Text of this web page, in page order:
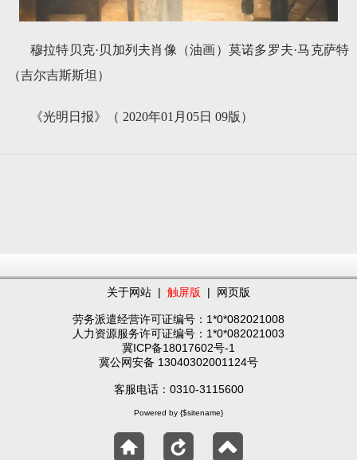
穆拉特贝克·贝加列夫肖像（油画）莫诺多罗夫·马克萨特
（吉尔吉斯斯坦）
《光明日报》（ 2020年01月05日 09版）
关于网站 | 触屏版 | 网页版
劳务派遣经营许可证编号：1*0*082021008
人力资源服务许可证编号：1*0*082021003
冀ICP备18017602号-1
冀公网安备 13040302001124号
客服电话：0310-3115600
Powered by {$sitename}